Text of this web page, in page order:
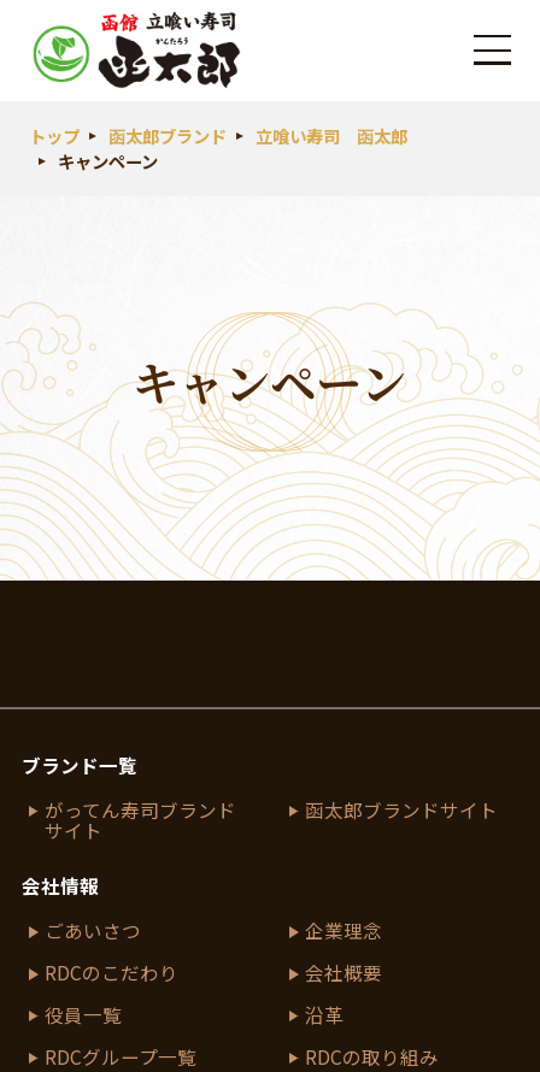
トップ 函太郎ブランド
立喰い寿司 函太郎
キャンペーン
キャンペーン
ブランド一覧
がってん寿司ブランド
サイト
函太郎ブランドサイト
会社情報
ごあいさつ
企業理念
RDCのこだわり
会社概要
役員一覧
沿革
RDCグループ一覧
RDCの取り組み